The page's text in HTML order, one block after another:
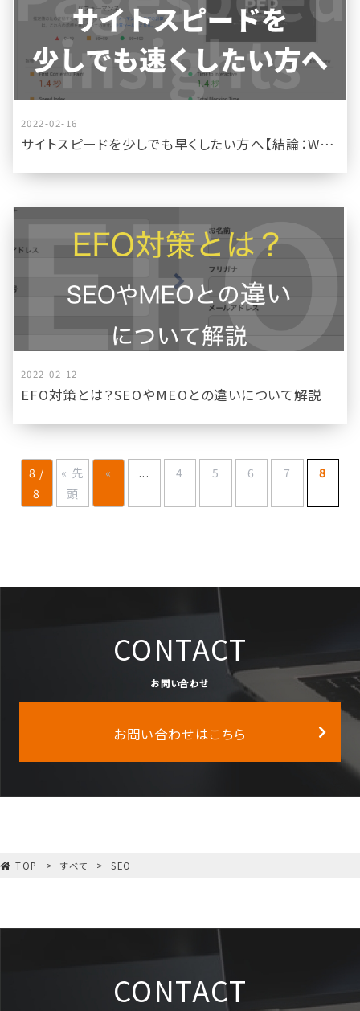
2022-02-16
サイトスピードを少しでも早くしたい方へ【結論：Webpを用いる】
2022-02-12
EFO対策とは？SEOやMEOとの違いについて解説
8 /
8
« 先
頭
« ... 4 5 6 7 8
CONTACT
お問い合わせ
お問い合わせはこちら
TOP すべて SEO
CONTACT